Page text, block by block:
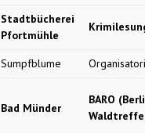
Stadtbücherei
Pfortmühle
Sumpfblume
Bad Münder
BARO